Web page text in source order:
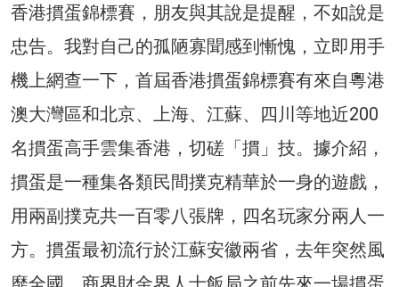
香港摜蛋錦標賽，朋友與其說是提醒，不如說是
忠告。我對自己的孤陋寡聞感到慚愧，立即用手
機上網查一下，首屆香港摜蛋錦標賽有來自粵港
澳大灣區和北京、上海、江蘇、四川等地近200
名摜蛋高手雲集香港，切磋「摜」技。據介紹，
摜蛋是一種集各類民間撲克精華於一身的遊戲，
用兩副撲克共一百零八張牌，四名玩家分兩人一
方。摜蛋最初流行於江蘇安徽兩省，去年突然風